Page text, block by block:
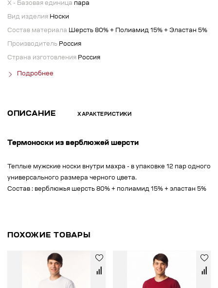
X - Базовая единица пара
Вид изделия Носки
Состав материала Шерсть 80% + Полиамид 15% + Эластан 5%
Производитель Россия
Страна изготовления Россия
Подробнее
ОПИСАНИЕ ХАРАКТЕРИСТИКИ
Термоноски из верблюжей шерсти
Теплые мужские носки внутри махра - в упаковке 12 пар одного
универсального размера черного цвета.
Состав : верблюжья шерсть 80% + полиамид 15% + эластан 5%
ПОХОЖИЕ ТОВАРЫ